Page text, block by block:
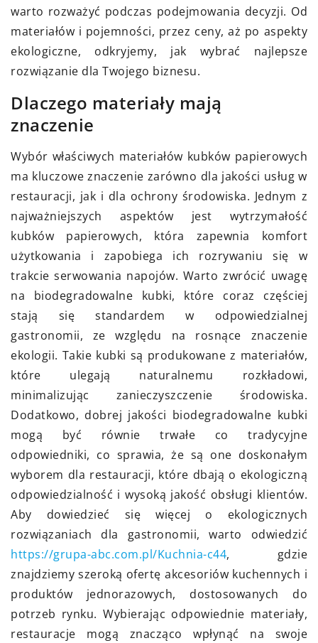
warto rozważyć podczas podejmowania decyzji. Od
materiałów i pojemności, przez ceny, aż po aspekty
ekologiczne, odkryjemy, jak wybrać najlepsze
rozwiązanie dla Twojego biznesu.
Dlaczego materiały mają
znaczenie
Wybór właściwych materiałów kubków papierowych
ma kluczowe znaczenie zarówno dla jakości usług w
restauracji, jak i dla ochrony środowiska. Jednym z
najważniejszych aspektów jest wytrzymałość
kubków papierowych, która zapewnia komfort
użytkowania i zapobiega ich rozrywaniu się w
trakcie serwowania napojów. Warto zwrócić uwagę
na biodegradowalne kubki, które coraz częściej
stają się standardem w odpowiedzialnej
gastronomii, ze względu na rosnące znaczenie
ekologii. Takie kubki są produkowane z materiałów,
które ulegają naturalnemu rozkładowi,
minimalizując zanieczyszczenie środowiska.
Dodatkowo, dobrej jakości biodegradowalne kubki
mogą być równie trwałe co tradycyjne
odpowiedniki, co sprawia, że są one doskonałym
wyborem dla restauracji, które dbają o ekologiczną
odpowiedzialność i wysoką jakość obsługi klientów.
Aby dowiedzieć się więcej o ekologicznych
rozwiązaniach dla gastronomii, warto odwiedzić
https://grupa-abc.com.pl/Kuchnia-c44, gdzie
znajdziemy szeroką ofertę akcesoriów kuchennych i
produktów jednorazowych, dostosowanych do
potrzeb rynku. Wybierając odpowiednie materiały,
restauracje mogą znacząco wpłynąć na swoje